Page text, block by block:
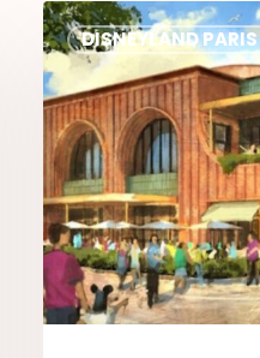
DISNEYLAND PARIS
Nieuw
in
2026:
Casa
Giulia